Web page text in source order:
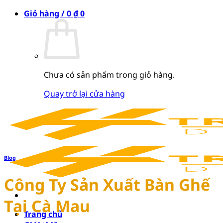
Giỏ hàng /0₫0
Chưa có sản phẩm trong giỏ hàng.
Quay trở lại cửa hàng
Trang chủ
Blog
Công Ty Sản Xuất Bàn Ghế
Tại Cà Mau